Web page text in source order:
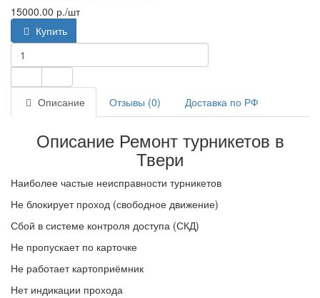
15000.00 р./шт
Купить
Описание Отзывы (0) Доставка по РФ
Описание Ремонт турникетов в
Твери
Наиболее частые неисправности турникетов
Не блокирует проход (свободное движение)
Сбой в системе контроля доступа (СКД)
Не пропускает по карточке
Не работает картоприёмник
Нет индикации прохода